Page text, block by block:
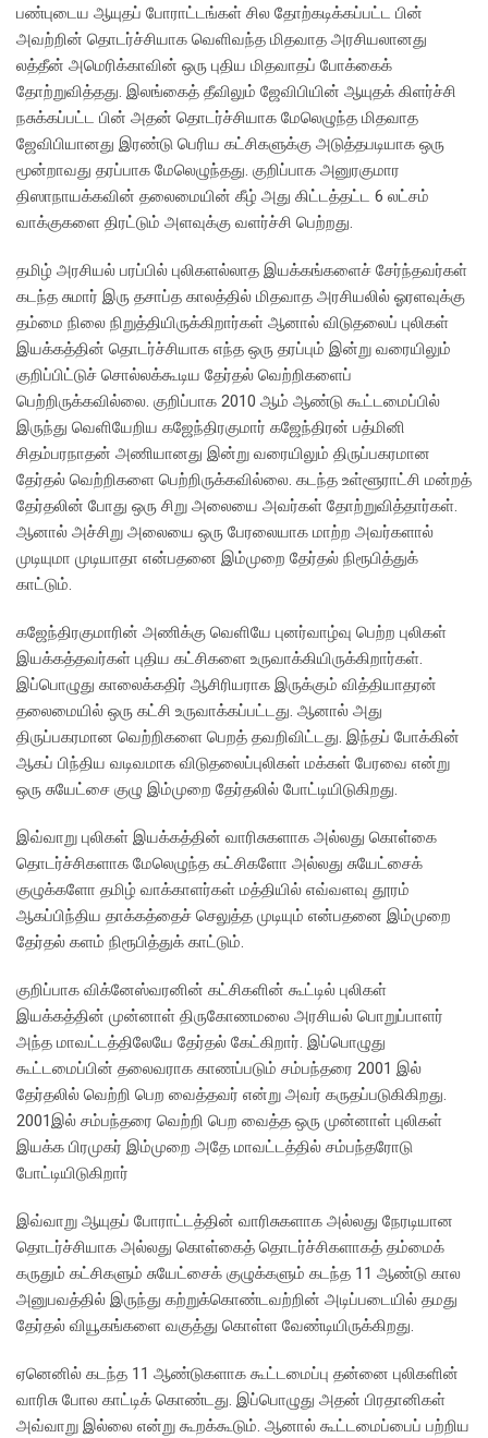
பண்புடைய ஆயுதப் போராட்டங்கள் சில தோற்கடிக்கப்பட்ட பின்
அவற்றின் தொடர்ச்சியாக வெளிவந்த மிதவாத அரசியலானது
லத்தீன் அமெரிக்காவின் ஒரு புதிய மிதவாதப் போக்கைக்
தோற்றுவித்தது. இலங்கைத் தீவிலும் ஜேவிபியின் ஆயுதக் கிளர்ச்சி
நசுக்கப்பட்ட பின் அதன் தொடர்ச்சியாக மேலெழுந்த மிதவாத
ஜேவிபியானது இரண்டு பெரிய கட்சிகளுக்கு அடுத்தபடியாக ஒரு
மூன்றாவது தரப்பாக மேலெழுந்தது. குறிப்பாக அனுரகுமார
திஸாநாயக்கவின் தலைமையின் கீழ் அது கிட்டத்தட்ட 6 லட்சம்
வாக்குகளை திரட்டும் அளவுக்கு வளர்ச்சி பெற்றது.
தமிழ் அரசியல் பரப்பில் புலிகளல்லாத இயக்கங்களைச் சேர்ந்தவர்கள்
கடந்த சுமார் இரு தசாப்த காலத்தில் மிதவாத அரசியலில் ஓரளவுக்கு
தம்மை நிலை நிறுத்தியிருக்கிறார்கள் ஆனால் விடுதலைப் புலிகள்
இயக்கத்தின் தொடர்ச்சியாக எந்த ஒரு தரப்பும் இன்று வரையிலும்
குறிப்பிட்டுச் சொல்லக்கூடிய தேர்தல் வெற்றிகளைப்
பெற்றிருக்கவில்லை. குறிப்பாக 2010 ஆம் ஆண்டு கூட்டமைப்பில்
இருந்து வெளியேறிய கஜேந்திரகுமார் கஜேந்திரன் பத்மினி
சிதம்பரநாதன் அணியானது இன்று வரையிலும் திருப்பகரமான
தேர்தல் வெற்றிகளை பெற்றிருக்கவில்லை. கடந்த உள்ளூராட்சி மன்றத்
தேர்தலின் போது ஒரு சிறு அலையை அவர்கள் தோற்றுவித்தார்கள்.
ஆனால் அச்சிறு அலையை ஒரு பேரலையாக மாற்ற அவர்களால்
முடியுமா முடியாதா என்பதனை இம்முறை தேர்தல் நிரூபித்துக்
காட்டும்.
கஜேந்திரகுமாரின் அணிக்கு வெளியே புனர்வாழ்வு பெற்ற புலிகள்
இயக்கத்தவர்கள் புதிய கட்சிகளை உருவாக்கியிருக்கிறார்கள்.
இப்பொழுது காலைக்கதிர் ஆசிரியராக இருக்கும் வித்தியாதரன்
தலைமையில் ஒரு கட்சி உருவாக்கப்பட்டது. ஆனால் அது
திருப்பகரமான வெற்றிகளை பெறத் தவறிவிட்டது. இந்தப் போக்கின்
ஆகப் பிந்திய வடிவமாக விடுதலைப்புலிகள் மக்கள் பேரவை என்று
ஒரு சுயேட்சை குழு இம்முறை தேர்தலில் போட்டியிடுகிறது.
இவ்வாறு புலிகள் இயக்கத்தின் வாரிசுகளாக அல்லது கொள்கை
தொடர்ச்சிகளாக மேலெழுந்த கட்சிகளோ அல்லது சுயேட்சைக்
குழுக்களோ தமிழ் வாக்காளர்கள் மத்தியில் எவ்வளவு தூரம்
ஆகப்பிந்திய தாக்கத்தைச் செலுத்த முடியும் என்பதனை இம்முறை
தேர்தல் களம் நிரூபித்துக் காட்டும்.
குறிப்பாக விக்னேஸ்வரனின் கட்சிகளின் கூட்டில் புலிகள்
இயக்கத்தின் முன்னாள் திருகோணமலை அரசியல் பொறுப்பாளர்
அந்த மாவட்டத்திலேயே தேர்தல் கேட்கிறார். இப்பொழுது
கூட்டமைப்பின் தலைவராக காணப்படும் சம்பந்தரை 2001 இல்
தேர்தலில் வெற்றி பெற வைத்தவர் என்று அவர் கருதப்படுகிகிறது.
2001இல் சம்பந்தரை வெற்றி பெற வைத்த ஒரு முன்னாள் புலிகள்
இயக்க பிரமுகர் இம்முறை அதே மாவட்டத்தில் சம்பந்தரோடு
போட்டியிடுகிறார்
இவ்வாறு ஆயுதப் போராட்டத்தின் வாரிசுகளாக அல்லது நேரடியான
தொடர்ச்சியாக அல்லது கொள்கைத் தொடர்ச்சிகளாகத் தம்மைக்
கருதும் கட்சிகளும் சுயேட்சைக் குழுக்களும் கடந்த 11 ஆண்டு கால
அனுபவத்தில் இருந்து கற்றுக்கொண்டவற்றின் அடிப்படையில் தமது
தேர்தல் வியூகங்களை வகுத்து கொள்ள வேண்டியிருக்கிறது.
ஏனெனில் கடந்த 11 ஆண்டுகளாக கூட்டமைப்பு தன்னை புலிகளின்
வாரிசு போல காட்டிக் கொண்டது. இப்பொழுது அதன் பிரதானிகள்
அவ்வாறு இல்லை என்று கூறக்கூடும். ஆனால் கூட்டமைப்பைப் பற்றிய